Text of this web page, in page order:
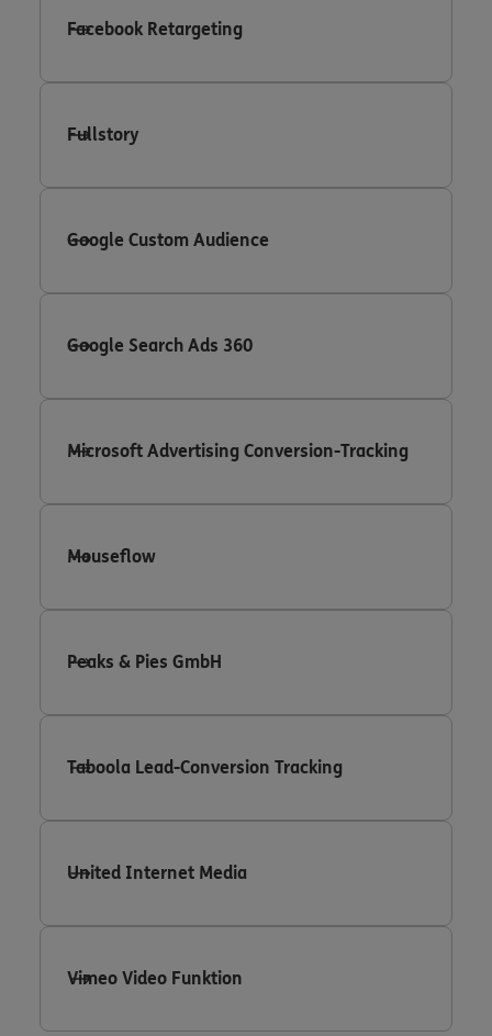
Facebook Retargeting
Fullstory
Google Custom Audience
Google Search Ads 360
Microsoft Advertising Conversion-Tracking
Mouseflow
Peaks & Pies GmbH
Taboola Lead-Conversion Tracking
United Internet Media
Vimeo Video Funktion